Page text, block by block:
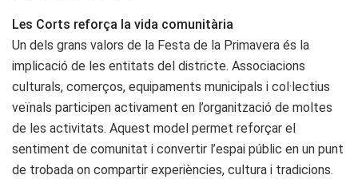
Les Corts reforça la vida comunitària
Un dels grans valors de la Festa de la Primavera és la
implicació de les entitats del districte. Associacions
culturals, comerços, equipaments municipals i col·lectius
veïnals participen activament en l’organització de moltes
de les activitats. Aquest model permet reforçar el
sentiment de comunitat i convertir l’espai públic en un punt
de trobada on compartir experiències, cultura i tradicions.